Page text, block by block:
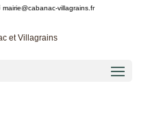
mairie@cabanac-villagrains.fr